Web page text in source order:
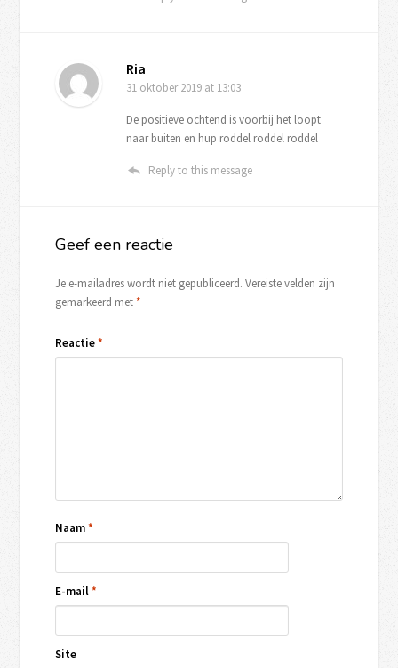
Ria
31 oktober 2019 at 13:03
De positieve ochtend is voorbij het loopt
naar buiten en hup roddel roddel roddel
Reply to this message
Geef een reactie
Je e-mailadres wordt niet gepubliceerd. Vereiste velden zijn
gemarkeerd met*
Reactie*
Naam*
E-mail*
Site